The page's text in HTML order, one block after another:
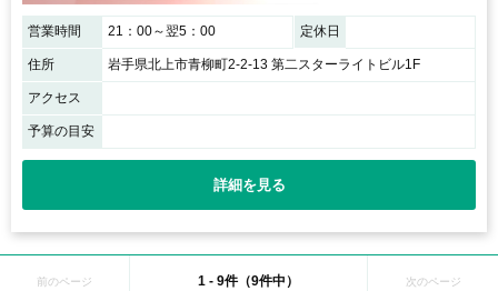
営業時間 21：00～翌5：00 定休日
住所 岩手県北上市青柳町2-2-13 第二スターライトビル1F
アクセス
予算の目安
詳細を見る
前のページ 1 - 9件（9件中） 次のページ